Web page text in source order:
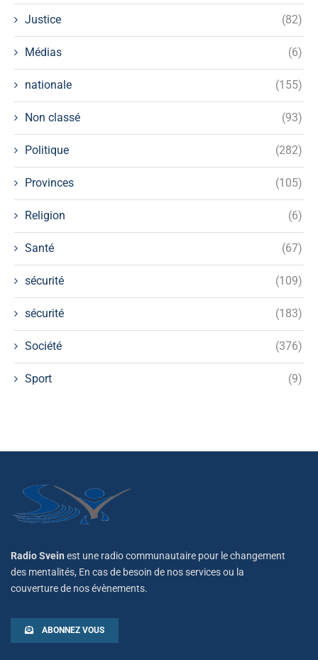
Justice (82)
Médias (6)
nationale (155)
Non classé (93)
Politique (282)
Provinces (105)
Religion (6)
Santé (67)
sécurité (109)
sécurité (183)
Société (376)
Sport (9)
Radio Svein est une radio communautaire pour le changement
des mentalités, En cas de besoin de nos services ou la
couverture de nos évènements.
ABONNEZ VOUS